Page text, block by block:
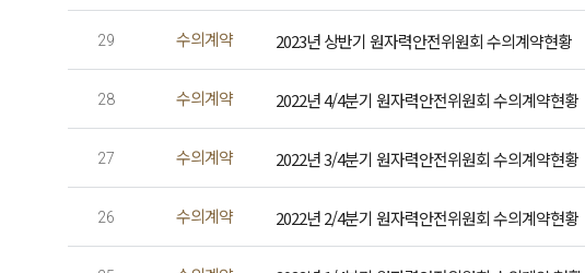
29 수의계약 2023년 상반기 원자력안전위원회 수의계약현황
28 수의계약 2022년 4/4분기 원자력안전위원회 수의계약현황
27 수의계약 2022년 3/4분기 원자력안전위원회 수의계약현황
26 수의계약 2022년 2/4분기 원자력안전위원회 수의계약현황